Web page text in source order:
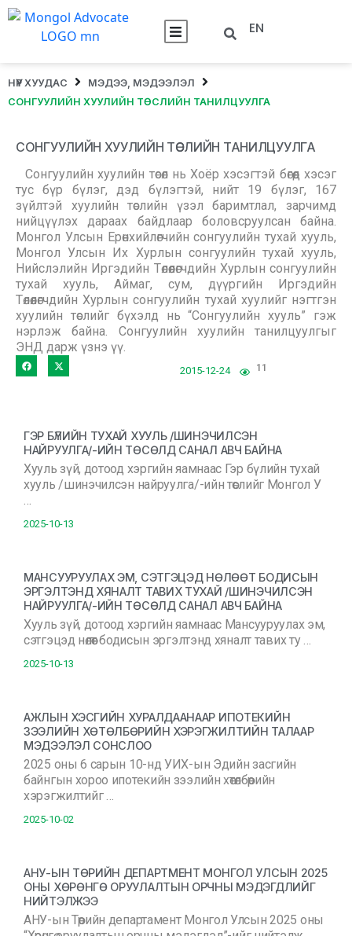
EN
НҮҮР ХУУДАС
МЭДЭЭ, МЭДЭЭЛЭЛ
СОНГУУЛИЙН ХУУЛИЙН ТӨСЛИЙН ТАНИЛЦУУЛГА
СОНГУУЛИЙН ХУУЛИЙН ТӨСЛИЙН ТАНИЛЦУУЛГА
Сонгуулийн хуулийн төсөл нь Хоёр хэсэгтэй бөгөөд хэсэг
тус бүр бүлэг, дэд бүлэгтэй, нийт 19 бүлэг, 167
зүйлтэй хуулийн төслийн үзэл баримтлал, зарчимд
нийцүүлэх дараах байдлаар боловсруулсан байна.
Монгол Улсын Ерөнхийлөгчийн сонгуулийн тухай хууль,
Монгол Улсын Их Хурлын сонгуулийн тухай хууль,
Нийслэлийн Иргэдийн Төлөөлөгчдийн Хурлын сонгуулийн
тухай хууль, Аймаг, сум, дүүргийн Иргэдийн
Төлөөлөгчдийн Хурлын сонгуулийн тухай хуулийг нэгтгэн
хуулийн төслийг бүхэлд нь “Сонгуулийн хууль” гэж
нэрлэж байна. Сонгуулийн хуулийн танилцуулгыг
ЭНД дарж үзнэ үү.
2015-12-24 11
ГЭР БҮЛИЙН ТУХАЙ ХУУЛЬ /ШИНЭЧИЛСЭН
НАЙРУУЛГА/-ИЙН ТӨСӨЛД САНАЛ АВЧ БАЙНА
Хууль зүй, дотоод хэргийн яамнаас Гэр бүлийн тухай
хууль /шинэчилсэн найруулга/-ийн төслийг Монгол У
…
2025-10-13
МАНСУУРУУЛАХ ЭМ, СЭТГЭЦЭД НӨЛӨӨТ БОДИСЫН
ЭРГЭЛТЭНД ХЯНАЛТ ТАВИХ ТУХАЙ /ШИНЭЧИЛСЭН
НАЙРУУЛГА/-ИЙН ТӨСӨЛД САНАЛ АВЧ БАЙНА
Хууль зүй, дотоод хэргийн яамнаас Мансууруулах эм,
сэтгэцэд нөлөөт бодисын эргэлтэнд хяналт тавих ту …
2025-10-13
АЖЛЫН ХЭСГИЙН ХУРАЛДААНААР ИПОТЕКИЙН
ЗЭЭЛИЙН ХӨТӨЛБӨРИЙН ХЭРЭГЖИЛТИЙН ТАЛААР
МЭДЭЭЛЭЛ СОНСЛОО
2025 оны 6 сарын 10-нд УИХ-ын Эдийн засгийн
байнгын хороо ипотекийн зээлийн хөтөлбөрийн
хэрэгжилтийг …
2025-10-02
АНУ-ЫН ТӨРИЙН ДЕПАРТМЕНТ МОНГОЛ УЛСЫН 2025
ОНЫ ХӨРӨНГӨ ОРУУЛАЛТЫН ОРЧНЫ МЭДЭГДЛИЙГ
НИЙТЭЛЖЭЭ
АНУ-ын Төрийн департамент Монгол Улсын 2025 оны